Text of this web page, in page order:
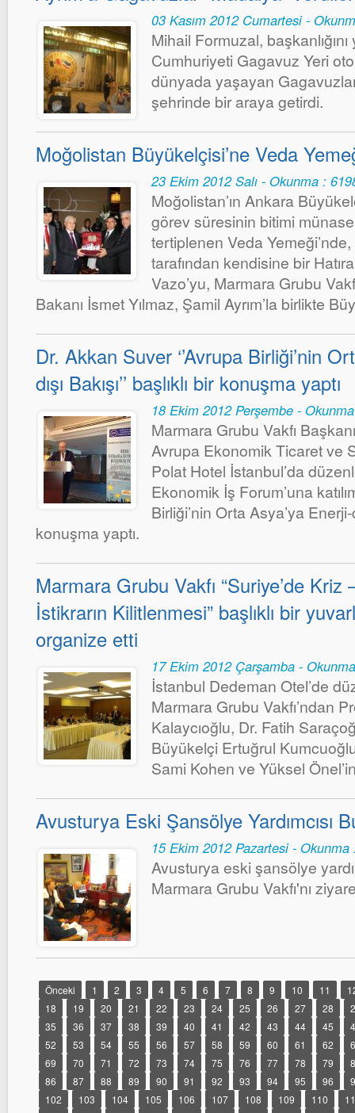
03 Kasım 2012 Cumartesi -
Mihail Formuzal,
Cumhuriyeti Gagavuz Yeri
dünyada yaşayan
şehrinde bir araya getirdi.
Moğolistan Büyükelçisi’ne Veda
23 Ekim 2012 Salı - Okunma :
Moğolistan’ın Ankara
görev süresinin bitimi
tertiplenen Veda
tarafından kendisine bir
Vazo’yu, Marmara Grubu
Bakanı İsmet Yılmaz, Şamil Ayrım’la birlikte
Dr. Akkan Suver ‘’Avrupa Birliği’nin
dışı Bakışı’’ başlıklı bir konuşma yaptı
18 Ekim 2012 Perşembe -
Marmara Grubu Vakfı
Avrupa Ekonomik Ticaret ve
Polat Hotel İstanbul’da
Ekonomik İş Forum’una
Birliği’nin Orta Asya’ya Enerji-
konuşma yaptı.
Marmara Grubu Vakfı “Suriye’de Kriz
İstikrarın Kilitlenmesi” başlıklı bir
organize etti
17 Ekim 2012 Çarşamba -
İstanbul Dedeman Otel’de
Marmara Grubu Vakfı’ndan
Kalaycıoğlu, Dr. Fatih
Büyükelçi Ertuğrul
Sami Kohen ve Yüksel
Avusturya Eski Şansölye Yardımcısı
15 Ekim 2012 Pazartesi - Okunma
Avusturya eski şansölye
Marmara Grubu Vakfı'nı
Önceki 1 2 3 4 5 6 7 8 9 10 11
18
19 20 21 22 23 24 25 26 27 28
35
36 37 38 39 40 41 42 43 44 45
52
53 54 55 56 57 58 59 60 61 62
69
70 71 72 73 74 75 76 77 78 79
86
87 88 89 90 91 92 93 94 95 96
102
103 104 105 106 107 108 109 110